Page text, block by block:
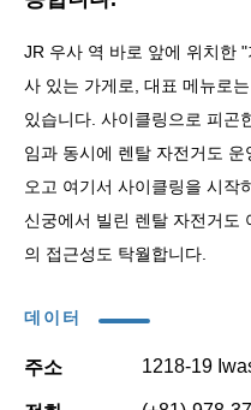
JR 우사 역 바로 앞에 위치한
사 있는 가게로, 대표 메뉴로
있습니다. 사이클링으로 피곤
임과 동시에 렌탈 자전거도
오고 여기서 사이클링을 시작
신궁에서 빌린 렌탈 자전거도
의 접근성도 탁월합니다.
데이터
주소 1218-19